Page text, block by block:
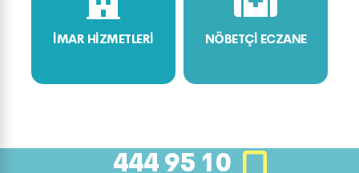
İMAR HİZMETLERİ NÖBETÇİ ECZANE
444 95 10